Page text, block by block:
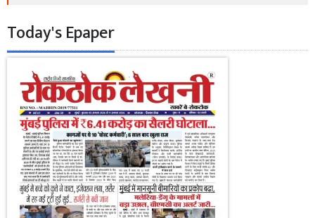
Today's Epaper